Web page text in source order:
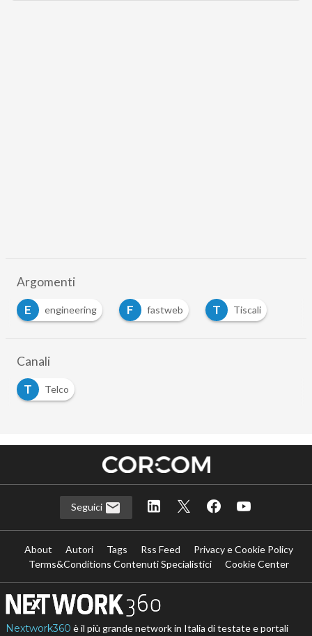
Argomenti
E
engineering F fastweb T
Tiscali
Canali
T
Telco
Seguici
About Autori Tags Rss Feed
Privacy e Cookie Policy
Terms&Conditions Contenuti Specialistici
Cookie Center
Nextwork360 è il più grande network in Italia di testate e portali